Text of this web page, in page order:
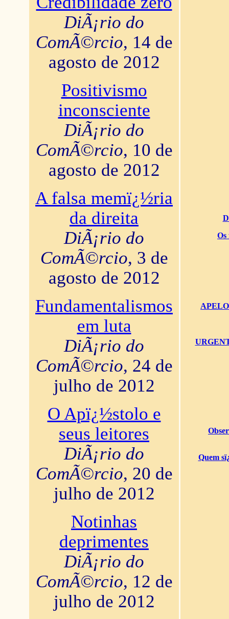
DiÃ¡rio do
ComÃ©rcio, 14 de
agosto de 2012
Positivismo
inconsciente
DiÃ¡rio do
ComÃ©rcio, 10 de
agosto de 2012
A falsa memï¿½ria
da direita
DiÃ¡rio do
ComÃ©rcio, 3 de
agosto de 2012
Fundamentalismos
em luta
DiÃ¡rio do
ComÃ©rcio, 24 de
julho de 2012
O Apï¿½stolo e
seus leitores
DiÃ¡rio do
ComÃ©rcio, 20 de
julho de 2012
Notinhas
deprimentes
DiÃ¡rio do
ComÃ©rcio, 12 de
julho de 2012
Os
Quem